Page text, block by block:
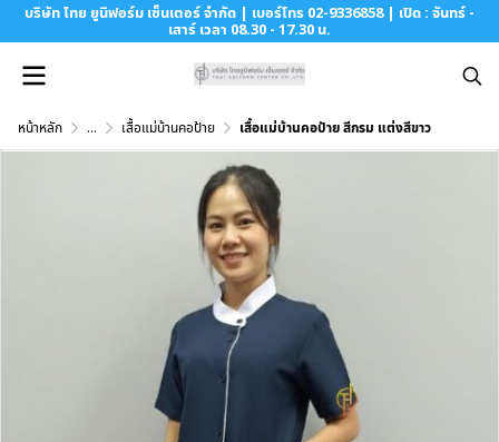
บริษัท ไทย ยูนิฟอร์ม เซ็นเตอร์ จำกัด | เบอร์โทร 02-9336858 | เปิด : จันทร์ -
เสาร์ เวลา 08.30 - 17.30 น.
หน้าหลัก ... เสื้อแม่บ้านคอป้าย เสื้อแม่บ้านคอป้าย สีกรม แต่งสีขาว